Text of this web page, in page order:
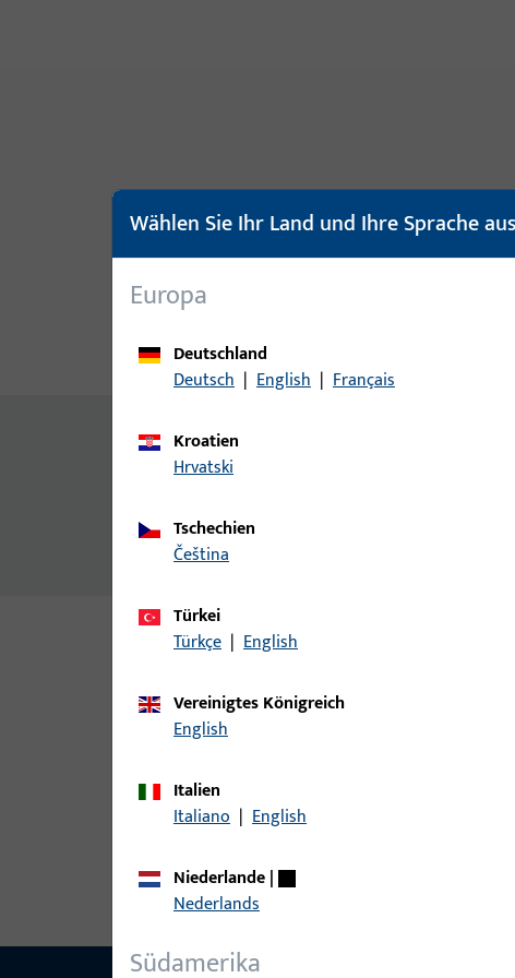
Produktbeschreibung
Inhalt
Schwellenhalter 4173, MD Holz, 26 mm
Verpackungseinheit 50 Stück
Zu diesem Produkt gibt es folgende Varianten:
Artikel
9-45983-04-0-1 | Schwellenhalter |
Wählen Sie Ihr Land und Ihre Sprache aus
Europa
Deutschland
Deutsch | English | Français
Kroatien
Hrvatski
Tschechien
čeština
Türkei
Türkçe | English
Vereinigtes Königreich
English
Italien
Italiano | English
Niederlande|
Nederlands
Südamerika